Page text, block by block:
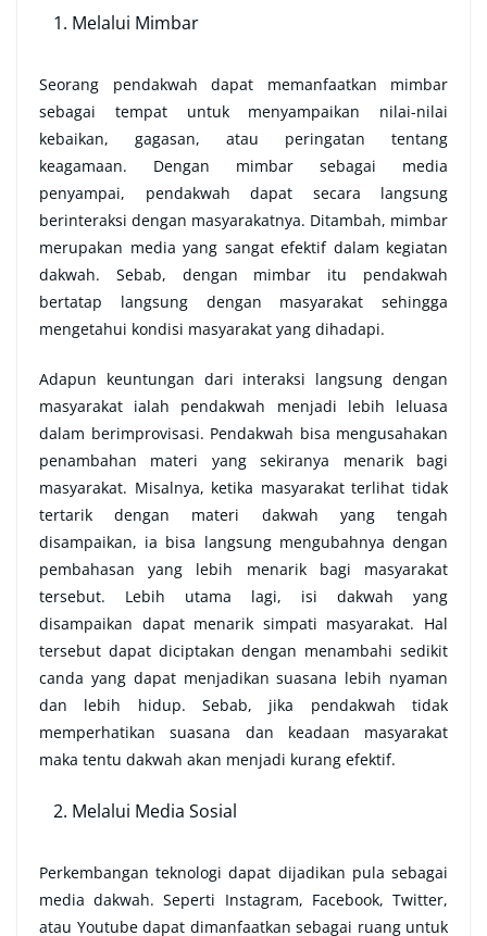
Melalui Mimbar
Seorang pendakwah dapat memanfaatkan mimbar
sebagai tempat untuk menyampaikan nilai-nilai
kebaikan, gagasan, atau peringatan tentang
keagamaan. Dengan mimbar sebagai media
penyampai, pendakwah dapat secara langsung
berinteraksi dengan masyarakatnya. Ditambah, mimbar
merupakan media yang sangat efektif dalam kegiatan
dakwah. Sebab, dengan mimbar itu pendakwah
bertatap langsung dengan masyarakat sehingga
mengetahui kondisi masyarakat yang dihadapi.
Adapun keuntungan dari interaksi langsung dengan
masyarakat ialah pendakwah menjadi lebih leluasa
dalam berimprovisasi. Pendakwah bisa mengusahakan
penambahan materi yang sekiranya menarik bagi
masyarakat. Misalnya, ketika masyarakat terlihat tidak
tertarik dengan materi dakwah yang tengah
disampaikan, ia bisa langsung mengubahnya dengan
pembahasan yang lebih menarik bagi masyarakat
tersebut. Lebih utama lagi, isi dakwah yang
disampaikan dapat menarik simpati masyarakat. Hal
tersebut dapat diciptakan dengan menambahi sedikit
canda yang dapat menjadikan suasana lebih nyaman
dan lebih hidup. Sebab, jika pendakwah tidak
memperhatikan suasana dan keadaan masyarakat
maka tentu dakwah akan menjadi kurang efektif.
Melalui Media Sosial
Perkembangan teknologi dapat dijadikan pula sebagai
media dakwah. Seperti Instagram, Facebook, Twitter,
atau Youtube dapat dimanfaatkan sebagai ruang untuk